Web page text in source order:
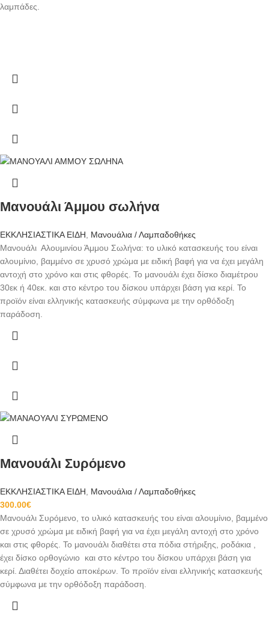
λαμπάδες.
Μανουάλι Άμμου σωλήνα
ΕΚΚΛΗΣΙΑΣΤΙΚΑ ΕΙΔΗ
Μανουάλια / Λαμπαδοθήκες
Μανουάλι Αλουμινίου Άμμου Σωλήνα: το υλικό κατασκευής του είναι
αλουμίνιο, βαμμένο σε χρυσό χρώμα με ειδική βαφή για να έχει μεγάλη
αντοχή στο χρόνο και στις φθορές. Το μανουάλι έχει δίσκο διαμέτρου
30εκ ή 40εκ. και στο κέντρο του δίσκου υπάρχει βάση για κερί. Το
προϊόν είναι ελληνικής κατασκευής σύμφωνα με την ορθόδοξη
παράδοση.
Μανουάλι Συρόμενο
ΕΚΚΛΗΣΙΑΣΤΙΚΑ ΕΙΔΗ, Μανουάλια / Λαμπαδοθήκες
300.00€
Μανουάλι Συρόμενο, το υλικό κατασκευής του είναι αλουμίνιο, βαμμένο
σε χρυσό χρώμα με ειδική βαφή για να έχει μεγάλη αντοχή στο χρόνο
και στις φθορές. Το μανουάλι διαθέτει στα πόδια στήριξης, ροδάκια ,
έχει δίσκο ορθογώνιο και στο κέντρο του δίσκου υπάρχει βάση για
κερί. Διαθέτει δοχείο αποκέρων. Το προϊόν είναι ελληνικής κατασκευής
σύμφωνα με την ορθόδοξη παράδοση.